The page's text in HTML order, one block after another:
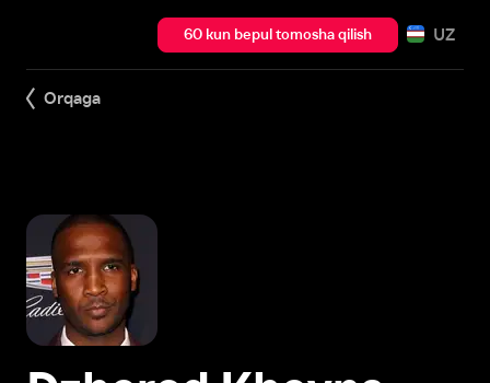
60 kun bepul tomosha qilish UZ
Orqaga